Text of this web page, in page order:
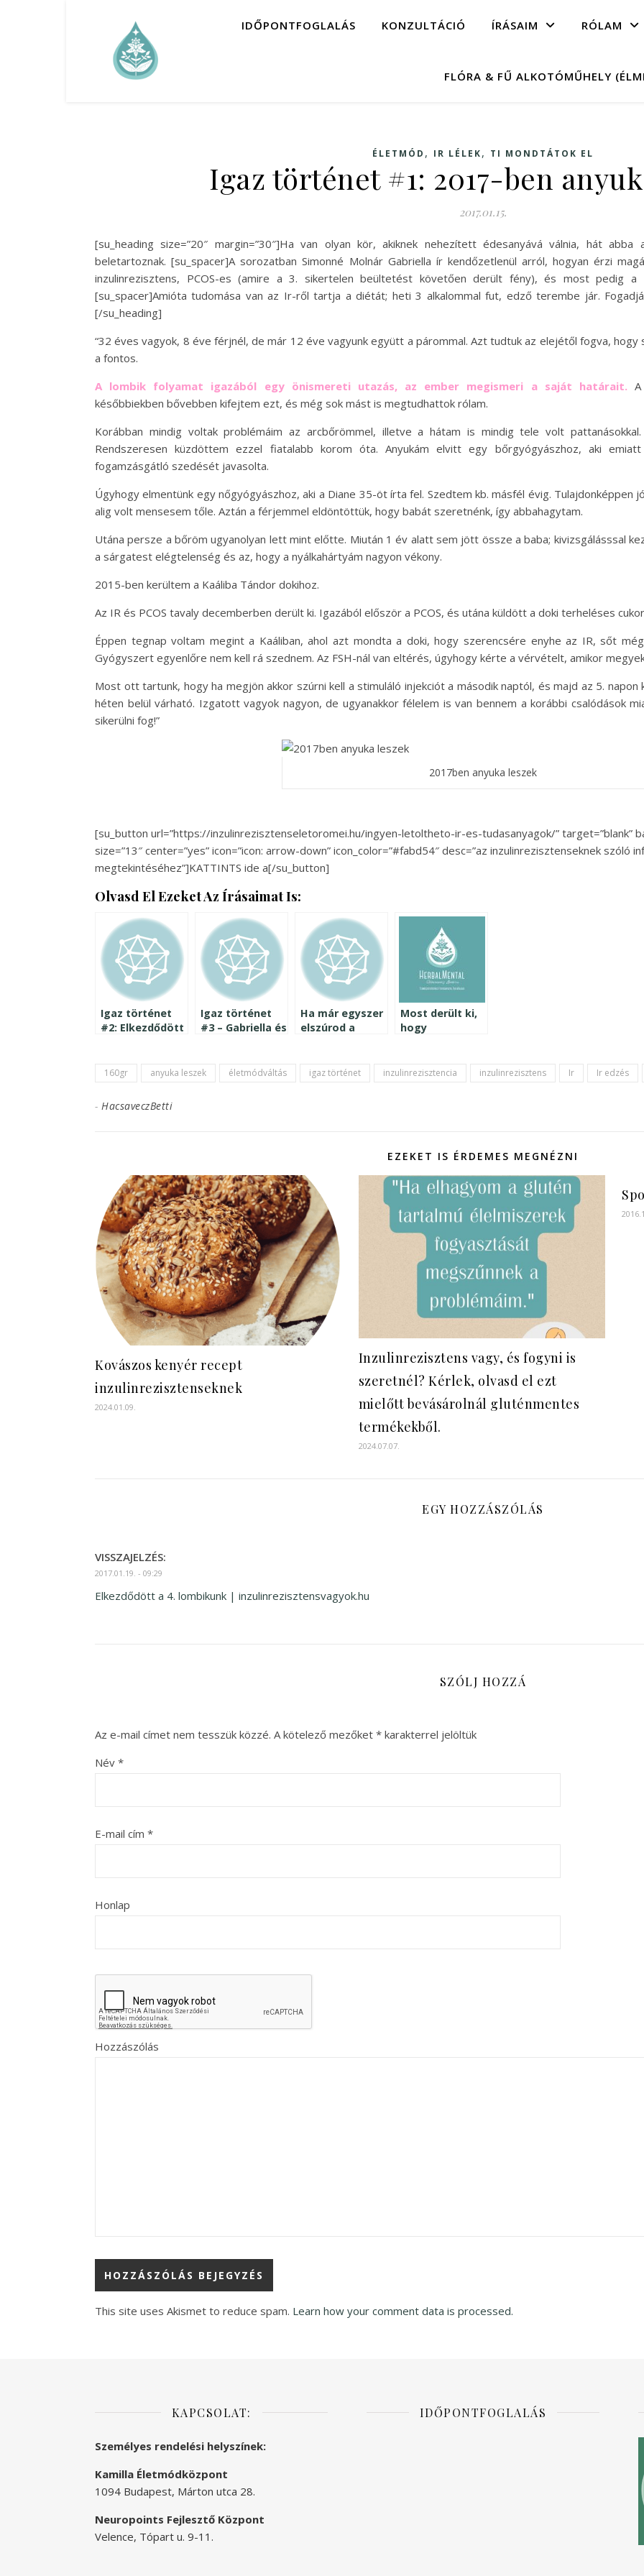
IDŐPONTFOGLALÁS KONZULTÁCIÓ ÍRÁSAIM RÓLAM
FLÓRA & FŰ ALKOTÓMŰHELY
ÉLETMÓD , IR LÉLEK, TI MONDTÁTOK EL
Igaz történet #1: 2017-ben
2017.01.15.
[su_heading size=”20″ margin=”30″]Ha van olyan kör, akiknek nehezített édesanyává válnia, hát abba
beletartoznak. [su_spacer]A sorozatban Simonné Molnár Gabriella ír kendőzetlenül arról, hogyan érzi
inzulinrezisztens, PCOS-es (amire a 3. sikertelen beültetést követően derült fény), és most pedig
[su_spacer]Amióta tudomása van az Ir-ről tartja a diétát; heti 3 alkalommal fut, edző terembe jár.
[/su_heading]
“32 éves vagyok, 8 éve férjnél, de már 12 éve vagyunk együtt a párommal. Azt tudtuk az elejétől fogva,
a fontos.
A lombik folyamat igazából egy önismereti utazás, az ember megismeri a saját határait. A
későbbiekben bővebben kifejtem ezt, és még sok mást is megtudhattok rólam.
Korábban mindig voltak problémáim az arcbőrömmel, illetve a hátam is mindig tele volt pattanásokkal.
Rendszeresen küzdöttem ezzel fiatalabb korom óta. Anyukám elvitt egy bőrgyógyászhoz, aki emiatt
fogamzásgátló szedését javasolta.
Úgyhogy elmentünk egy nőgyógyászhoz, aki a Diane 35-öt írta fel. Szedtem kb. másfél évig.
alig volt mensesem tőle. Aztán a férjemmel eldöntöttük, hogy babát szeretnénk, így abbahagytam.
Utána persze a bőröm ugyanolyan lett mint előtte. Miután 1 év alatt sem jött össze a baba; kivizsgálásssal
a sárgatest elégtelenség és az, hogy a nyálkahártyám nagyon vékony.
2015-ben kerültem a Kaáliba Tándor dokihoz.
Az IR és PCOS tavaly decemberben derült ki. Igazából először a PCOS, és utána küldött a doki terheléses
Éppen tegnap voltam megint a Kaáliban, ahol azt mondta a doki, hogy szerencsére enyhe az IR, sőt
Gyógyszert egyenlőre nem kell rá szednem. Az FSH-nál van eltérés, úgyhogy kérte a vérvételt, amikor
Most ott tartunk, hogy ha megjön akkor szúrni kell a stimuláló injekciót a második naptól, és majd az 5.
héten belül várható. Izgatott vagyok nagyon, de ugyanakkor félelem is van bennem a korábbi csalódások
sikerülni fog!”
2017ben anyuka leszek
[su_button url=”https://inzulinrezisztenseletoromei.hu/ingyen-letoltheto-ir-es-tudasanyagok/” target=”blank”
size=”13″ center=”yes” icon=”icon: arrow-down” icon_color=”#fabd54″ desc=”az inzulinrezisztenseknek szóló
megtekintéséhez”]KATTINTS ide a[/su_button]
Olvasd El Ezeket Az Írásaimat Is:
Igaz történet
#2: Elkezdődött
Igaz történet
#3 – Gabriella és
Ha már egyszer
elszúrod a
Most derült ki,
hogy
meg a
160gr anyuka leszek életmódváltás igaz történet inzulinrezisztencia inzulinrezisztens Ir Ir edzés
- HacsaveczBetti
EZEKET IS ÉRDEMES MEGNÉZNI
Kovászos kenyér recept
inzulinrezisztenseknek
2024.01.09.
Inzulinrezisztens vagy, és fogyni is
szeretnél? Kérlek, olvasd el ezt
mielőtt bevásárolnál gluténmentes
termékekből.
2024.07.07.
EGY HOZZÁSZÓLÁS
VISSZAJELZÉS:
2017.01.19. - 09:29
Elkezdődött a 4. lombikunk | inzulinrezisztensvagyok.hu
SZÓLJ HOZZÁ
Az e-mail címet nem tesszük közzé. A kötelező mezőket * karakterrel jelöltük
Név *
E-mail cím *
Honlap
Hozzászólás
This site uses Akismet to reduce spam. Learn how your comment data is processed.
KAPCSOLAT:
Személyes rendelési helyszínek:
Kamilla Életmódközpont
1094 Budapest, Márton utca 28.
Neuropoints Fejlesztő Központ
Velence, Tópart u. 9-11.
IDŐPONTFOGLALÁS